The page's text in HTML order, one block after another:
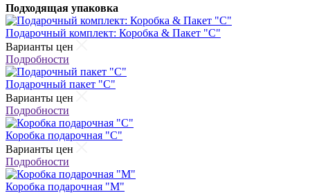
Подходящая упаковка
Подарочный комплект: Коробка & Пакет "С"
Варианты цен
Подробности
Подарочный пакет "С"
Варианты цен
Подробности
Коробка подарочная "С"
Варианты цен
Подробности
Коробка подарочная "М"